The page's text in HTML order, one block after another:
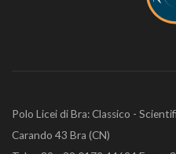
Polo Licei di Bra: Classico -
Carando 43 Bra (CN)